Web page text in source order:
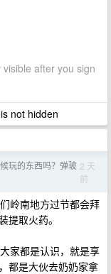
after you sign
not hidden
玩的东西吗？弹玻 2 天
前
岭南地方过节都会拜
提取火药。
家都是认识，就是享
都是大伙去奶奶家拿